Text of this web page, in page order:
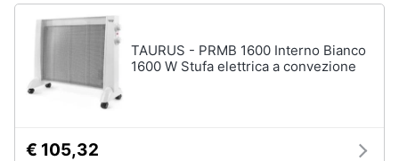
TAURUS - PRMB 1600 Interno Bianco
1600 W Stufa elettrica a convezione
€ 105,32